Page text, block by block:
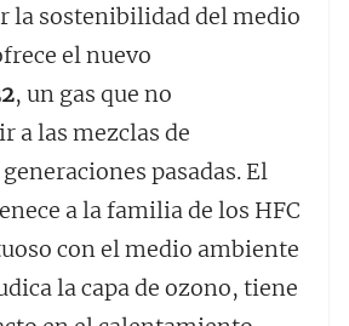
la sostenibilidad del medio
el nuevo
, un gas que no
a las mezclas de
pasadas. El
a la familia de los HFC
con el medio ambiente
la capa de ozono, tiene